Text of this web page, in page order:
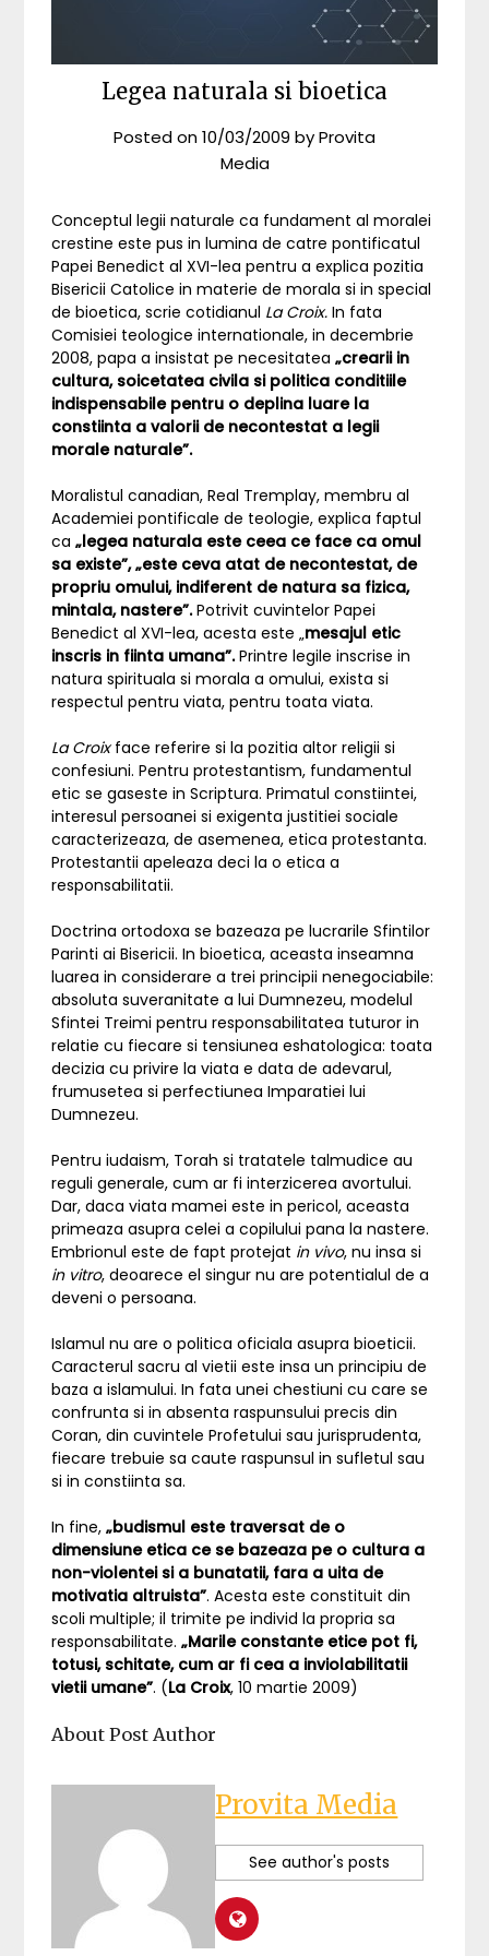
Legea naturala si bioetica
Posted on10/03/2009 byProvita
Media
Conceptul legii naturale ca fundament al moralei
crestine este pus in lumina de catre pontificatul
Papei Benedict al XVI-lea pentru a explica pozitia
Bisericii Catolice in materie de morala si in special
de bioetica, scrie cotidianul La Croix. In fata
Comisiei teologice internationale, in decembrie
2008, papa a insistat pe necesitatea„crearii in
cultura, soicetatea civila si politica conditiile
indispensabile pentru o deplina luare la
constiinta a valorii de necontestat a legii
morale naturale”.
Moralistul canadian, Real Tremplay, membru al
Academiei pontificale de teologie, explica faptul
ca„legea naturala este ceea ce face ca omul
sa existe”, „este ceva atat de necontestat, de
propriu omului, indiferent de natura sa fizica,
mintala, nastere”.Potrivit cuvintelor Papei
Benedict al XVI-lea, acesta este „mesajul etic
inscris in fiinta umana”.Printre legile inscrise in
natura spirituala si morala a omului, exista si
respectul pentru viata, pentru toata viata.
La Croixface referire si la pozitia altor religii si
confesiuni. Pentru protestantism, fundamentul
etic se gaseste in Scriptura. Primatul constiintei,
interesul persoanei si exigenta justitiei sociale
caracterizeaza, de asemenea, etica protestanta.
Protestantii apeleaza deci la o etica a
responsabilitatii.
Doctrina ortodoxa se bazeaza pe lucrarile Sfintilor
Parinti ai Bisericii. In bioetica, aceasta inseamna
luarea in considerare a trei principii nenegociabile:
absoluta suveranitate a lui Dumnezeu, modelul
Sfintei Treimi pentru responsabilitatea tuturor in
relatie cu fiecare si tensiunea eshatologica: toata
decizia cu privire la viata e data de adevarul,
frumusetea si perfectiunea Imparatiei lui
Dumnezeu.
Pentru iudaism, Torah si tratatele talmudice au
reguli generale, cum ar fi interzicerea avortului.
Dar, daca viata mamei este in pericol, aceasta
primeaza asupra celei a copilului pana la nastere.
Embrionul este de fapt protejat in vivo, nu insa si
in vitro, deoarece el singur nu are potentialul de a
deveni o persoana.
Islamul nu are o politica oficiala asupra bioeticii.
Caracterul sacru al vietii este insa un principiu de
baza a islamului. In fata unei chestiuni cu care se
confrunta si in absenta raspunsului precis din
Coran, din cuvintele Profetului sau jurisprudenta,
fiecare trebuie sa caute raspunsul in sufletul sau
si in constiinta sa.
In fine,„budismul este traversat de o
dimensiune etica ce se bazeaza pe o cultura a
non-violentei si a bunatatii, fara a uita de
motivatia altruista”. Acesta este constituit din
scoli multiple; il trimite pe individ la propria sa
responsabilitate.„Marile constante etice pot fi,
totusi, schitate, cum ar fi cea a inviolabilitatii
vietii umane”. (La Croix, 10 martie 2009)
About Post Author
Provita Media
See author's posts